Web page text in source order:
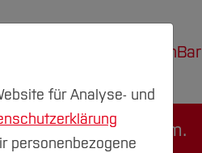
MachBar
Hochschule Bochum.
für Analyse- und
personenbezogene